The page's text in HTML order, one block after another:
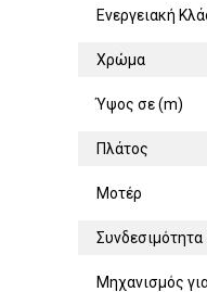
Ενεργειακή
Χρώμα
Ύψος σε (m)
Πλάτος
Μοτέρ
Συνδεσιμότητα
Μηχανισμός